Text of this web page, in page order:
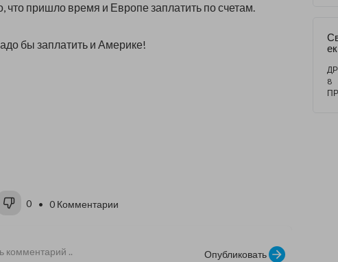
что пришло время и Европе заплатить по счетам.
бы заплатить и Америке!
0 • 0 Комментарии
Опубликовать
12
8